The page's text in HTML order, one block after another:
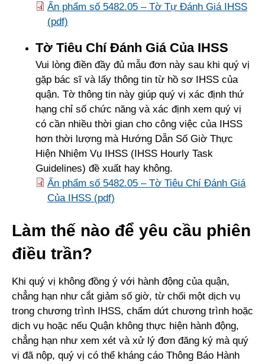
Ấn phẩm số 5482.05 – Tờ Tự Đánh Giá IHSS
(pdf)
Tờ Tiêu Chí Đánh Giá Của IHSS
Vui lòng điền đầy đủ mẫu đơn này sau khi quý vị
gặp bác sĩ và lấy thông tin từ hồ sơ IHSS của
quận. Tờ thông tin này giúp quý vị xác định thứ
hạng chỉ số chức năng và xác định xem quý vị
có cần nhiều thời gian cho công việc của IHSS
hơn thời lượng mà Hướng Dẫn Số Giờ Thực
Hiện Nhiệm Vụ IHSS (IHSS Hourly Task
Guidelines) đề xuất hay không.
Ấn phẩm số 5482.05 – Tờ Tiêu Chí Đánh Giá
Của IHSS (pdf)
Làm thế nào để yêu cầu phiên
điều trần?
Khi quý vị không đồng ý với hành động của quận,
chẳng hạn như cắt giảm số giờ, từ chối một dịch vụ
trong chương trình IHSS, chấm dứt chương trình hoặc
dịch vụ hoặc nếu Quận không thực hiện hành động,
chẳng hạn như xem xét và xử lý đơn đăng ký mà quý
vị đã nộp, quý vị có thể kháng cáo Thông Báo Hành